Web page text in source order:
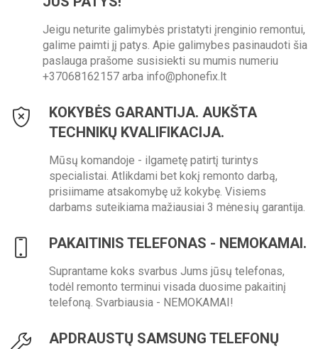
Jeigu neturite galimybės pristatyti įrenginio remontui,
galime paimti jį patys. Apie galimybes pasinaudoti šia
paslauga prašome susisiekti su mumis numeriu
+37068162157 arba info@phonefix.lt
KOKYBĖS GARANTIJA. AUKŠTA
TECHNIKŲ KVALIFIKACIJA.
Mūsų komandoje - ilgametę patirtį turintys
specialistai. Atlikdami bet kokį remonto darbą,
prisiimame atsakomybę už kokybę. Visiems
darbams suteikiama mažiausiai 3 mėnesių garantija.
PAKAITINIS TELEFONAS - NEMOKAMAI.
Suprantame koks svarbus Jums jūsų telefonas,
todėl remonto terminui visada duosime pakaitinį
telefoną. Svarbiausia - NEMOKAMAI!
APDRAUSTŲ SAMSUNG TELEFONŲ